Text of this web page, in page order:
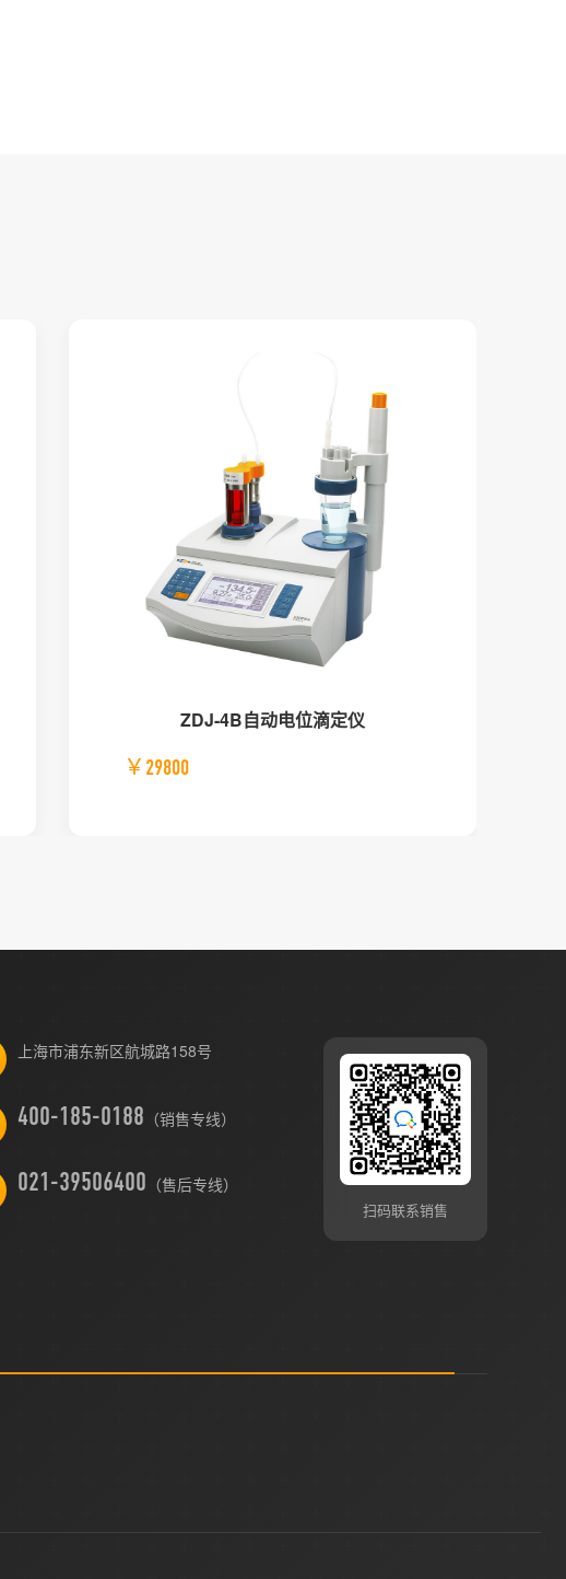
ZDJ-4B自动电位滴定仪
￥29800
上海市浦东新区航城路158号
（销售专线）
021-39506400 （售后专线）
扫码联系销售